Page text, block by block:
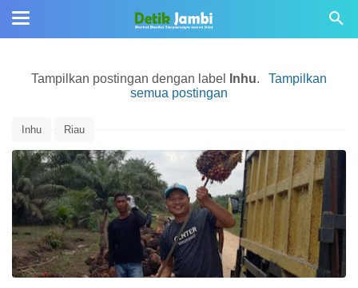
Tampilkan postingan dengan label Inhu.
Tampilkan
semua postingan
Inhu Riau